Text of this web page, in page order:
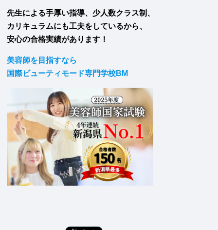
先生による手厚い指導、少人数クラス制、
カリキュラムにも工夫をしているから、
安心の合格実績があります！
美容師を目指すなら
国際ビューティモード専門学校BM